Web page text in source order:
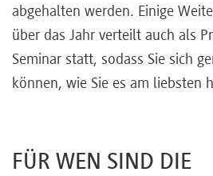
abgehalten werden. Einige
über das Jahr verteilt auch als
Seminar statt, sodass Sie sich
können, wie Sie es am liebsten
FÜR WEN SIND DIE